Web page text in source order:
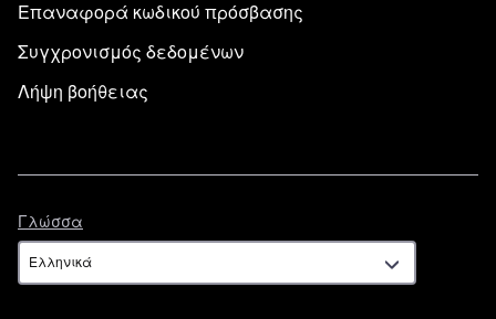
Επαναφορά κωδικού πρόσβασης
Συγχρονισμός δεδομένων
Λήψη βοήθειας
Γλώσσα